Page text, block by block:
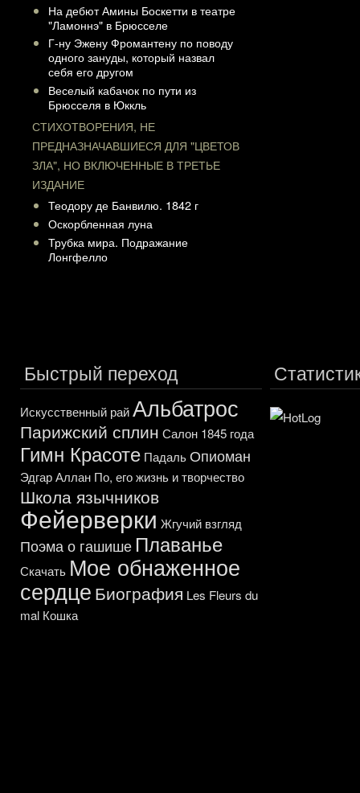
На дебют Амины Боскетти в театре
"Ламоннэ" в Брюсселе
Г-ну Эжену Фромантену по поводу
одного зануды, который назвал
себя его другом
Веселый кабачок по пути из
Брюсселя в Юккль
СТИХОТВОРЕНИЯ, НЕ
ПРЕДНАЗНАЧАВШИЕСЯ ДЛЯ "ЦВЕТОВ
ЗЛА", НО ВКЛЮЧЕННЫЕ В ТРЕТЬЕ
ИЗДАНИЕ
Теодору де Банвилю. 1842 г
Оскорбленная луна
Трубка мира. Подражание
Лонгфелло
Быстрый переход
Искусственный райАльбатрос
Парижский сплин Салон 1845 года
Гимн Красоте ПадальОпиоман
Эдгар Аллан По, его жизнь и творчество
Школа язычников
Фейерверки Жгучий взгляд
Поэма о гашише Плаванье
Скачать Мое обнаженное
сердце Биография Les Fleurs du
mal Кошка